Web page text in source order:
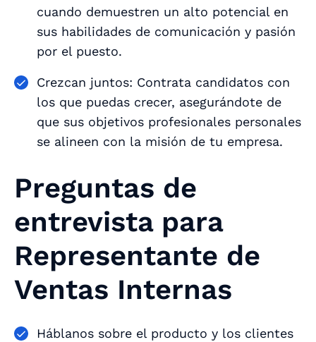
cuando demuestren un alto potencial en
sus habilidades de comunicación y pasión
por el puesto.
Crezcan juntos: Contrata candidatos con
los que puedas crecer, asegurándote de
que sus objetivos profesionales personales
se alineen con la misión de tu empresa.
Preguntas de
entrevista para
Representante de
Ventas Internas
Háblanos sobre el producto y los clientes